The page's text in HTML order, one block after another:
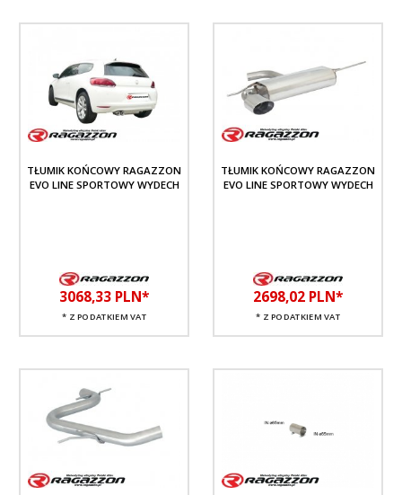
TŁUMIK KOŃCOWY RAGAZZON
EVO LINE SPORTOWY WYDECH
3068,33 PLN*
* Z PODATKIEM VAT
TŁUMIK KOŃCOWY RAGAZZON
EVO LINE SPORTOWY WYDECH
2698,02 PLN*
* Z PODATKIEM VAT